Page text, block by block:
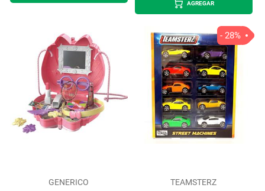
AGREGAR
GENERICO TEAMSTERZ
- 28%